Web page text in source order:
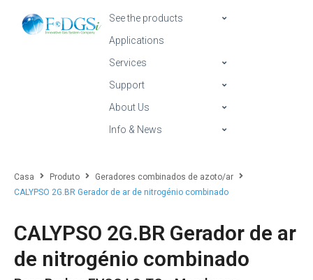
See the products
Applications
Services
Support
About Us
Info & News
Casa Produto
Geradores combinados de azoto/ar
CALYPSO 2G.BR Gerador de ar de nitrogénio combinado
CALYPSO 2G.BR Gerador de ar
de nitrogénio combinado